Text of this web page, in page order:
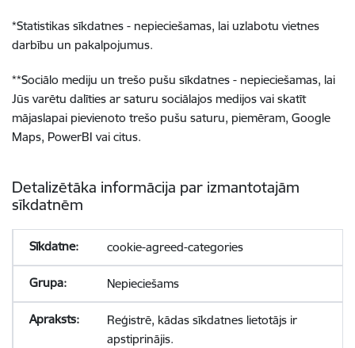
*Statistikas sīkdatnes - nepieciešamas, lai uzlabotu vietnes
darbību un pakalpojumus.
**Sociālo mediju un trešo pušu sīkdatnes - nepieciešamas, lai
Jūs varētu dalīties ar saturu sociālajos medijos vai skatīt
mājaslapai pievienoto trešo pušu saturu, piemēram, Google
Maps, PowerBI vai citus.
Detalizētāka informācija par izmantotajām
sīkdatnēm
cookie-agreed-categories
Nepieciešams
Reģistrē, kādas sīkdatnes lietotājs ir
apstiprinājis.